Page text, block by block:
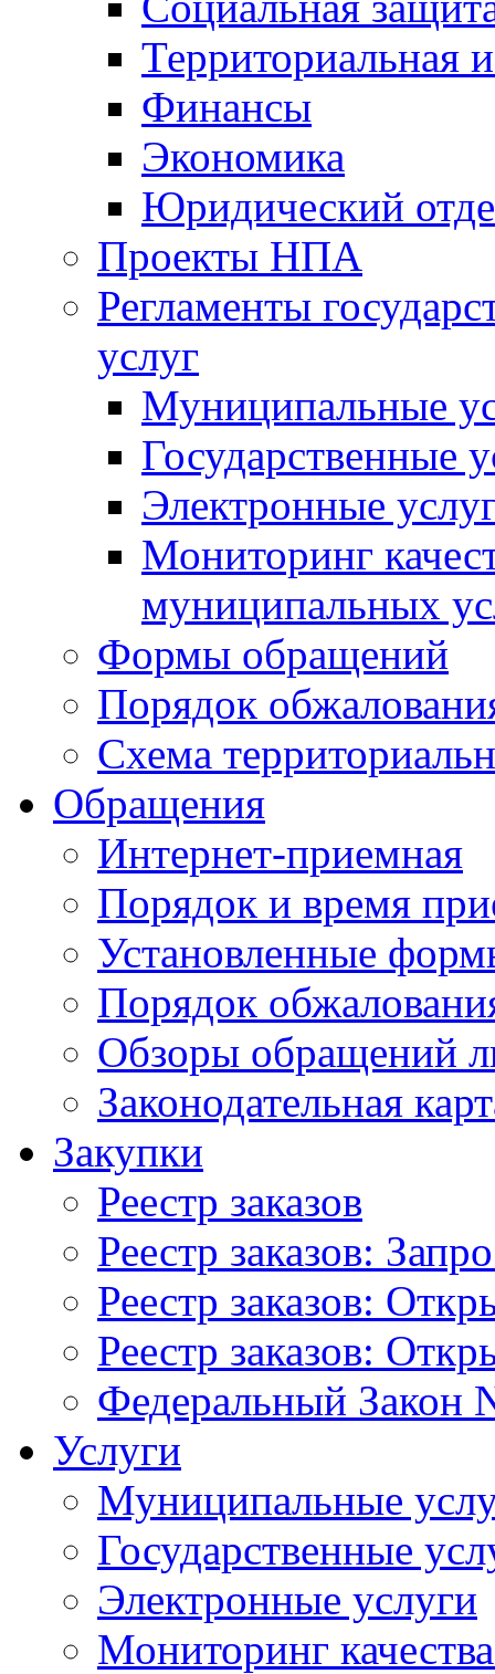
Территориальная
Финансы
Экономика
Юридический
Проекты НПА
Регламенты
услуг
Муниципальные
Государственные
Электронные
Мониторинг
муниципальных
Формы обращений
Порядок
Схема
Обращения
Интернет-приемная
Порядок и время
Установленные
Порядок
Обзоры обращений
Законодательная
Закупки
Реестр заказов
Реестр заказов:
Реестр заказов:
Реестр заказов:
Федеральный Закон
Услуги
Муниципальные
Государственные
Электронные услуги
Мониторинг